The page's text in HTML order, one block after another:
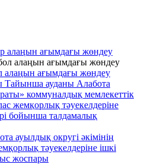
алаңын ағымдағы жөндеу
алаңын ағымдағы жөндеу
Тайынша ауданы Алабота
коммуналдық мемлекеттік
жемқорлық тәуекелдеріне
бойынша талдамалық
ауылдық округі әкімінің
тәуекелдеріне ішкі
жоспары